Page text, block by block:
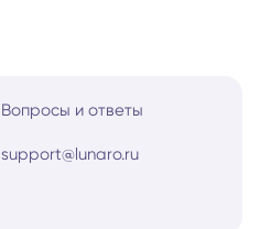
Вопросы и ответы
support@lunaro.ru